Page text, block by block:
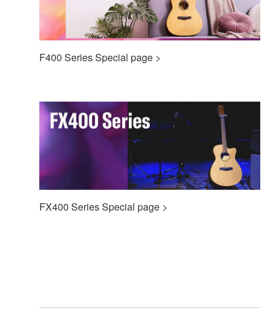
F400 Series Special page >
FX400 Series Special page >